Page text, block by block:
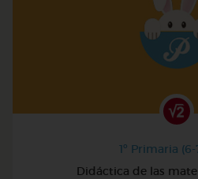
1º Primaria
Didáctica de las